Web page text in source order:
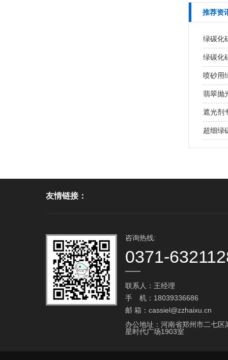
推荐资
绿碳化
绿碳化
喷砂用
翡翠抛
遮光剂
超细绿
友情链接：
咨询热线:
0371-
联系人：王经理
手 机：18039336686
邮 箱：cassiel@zzhaixu.cn
办公地址：河南省郑州市二七区
星时代广场1903室